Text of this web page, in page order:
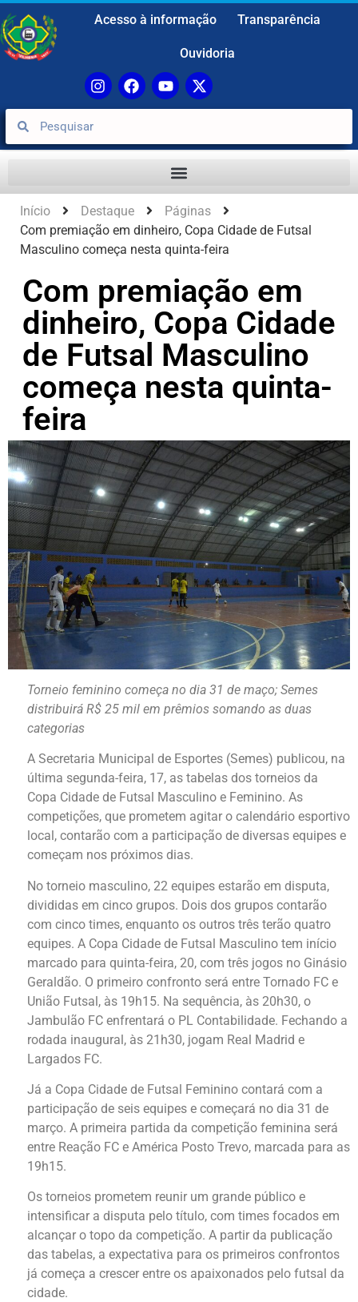
Acesso à informação Transparência
Ouvidoria
Início Destaque
Páginas
Com premiação em dinheiro, Copa Cidade de Futsal
Masculino começa nesta quinta-feira
Com premiação em
dinheiro, Copa Cidade
de Futsal Masculino
começa nesta quinta-
feira
Torneio feminino começa no dia 31 de maço; Semes
distribuirá R$ 25 mil em prêmios somando as duas
categorias
A Secretaria Municipal de Esportes (Semes) publicou, na
última segunda-feira, 17, as tabelas dos torneios da
Copa Cidade de Futsal Masculino e Feminino. As
competições, que prometem agitar o calendário esportivo
local, contarão com a participação de diversas equipes e
começam nos próximos dias.
No torneio masculino, 22 equipes estarão em disputa,
divididas em cinco grupos. Dois dos grupos contarão
com cinco times, enquanto os outros três terão quatro
equipes. A Copa Cidade de Futsal Masculino tem início
marcado para quinta-feira, 20, com três jogos no Ginásio
Geraldão. O primeiro confronto será entre Tornado FC e
União Futsal, às 19h15. Na sequência, às 20h30, o
Jambulão FC enfrentará o PL Contabilidade. Fechando a
rodada inaugural, às 21h30, jogam Real Madrid e
Largados FC.
Já a Copa Cidade de Futsal Feminino contará com a
participação de seis equipes e começará no dia 31 de
março. A primeira partida da competição feminina será
entre Reação FC e América Posto Trevo, marcada para as
19h15.
Os torneios prometem reunir um grande público e
intensificar a disputa pelo título, com times focados em
alcançar o topo da competição. A partir da publicação
das tabelas, a expectativa para os primeiros confrontos
já começa a crescer entre os apaixonados pelo futsal da
cidade.